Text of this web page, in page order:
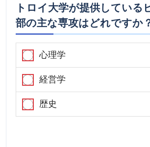
トロイ大学が提供している
部の主な専攻はどれですか
心理学
経営学
歴史